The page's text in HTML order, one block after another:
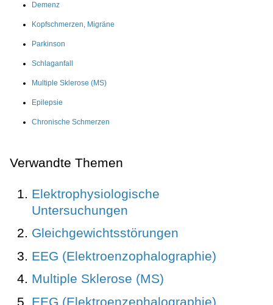
Demenz
Kopfschmerzen, Migräne
Parkinson
Schlaganfall
Multiple Sklerose (MS)
Epilepsie
Chronische Schmerzen
Verwandte Themen
Elektrophysiologische
Untersuchungen
Gleichgewichtsstörungen
EEG (Elektroenzophalographie)
Multiple Sklerose (MS)
EEG (Elektroenzephalographie)